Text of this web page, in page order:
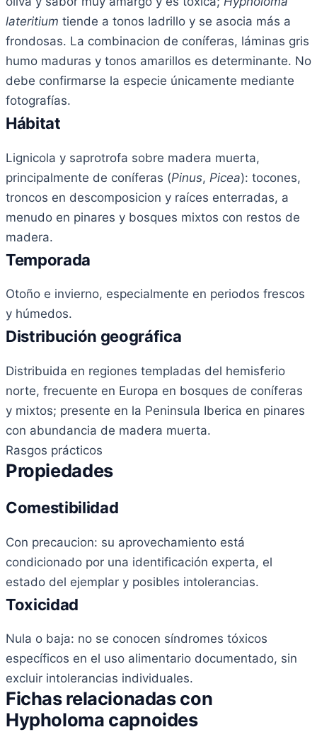
lateritium tiende a tonos ladrillo y se asocia más a
frondosas. La combinacion de coníferas, láminas gris
humo maduras y tonos amarillos es determinante. No
debe confirmarse la especie únicamente mediante
fotografías.
Hábitat
Lignicola y saprotrofa sobre madera muerta,
principalmente de coníferas (Pinus, Picea): tocones,
troncos en descomposicion y raíces enterradas, a
menudo en pinares y bosques mixtos con restos de
madera.
Temporada
Otoño e invierno, especialmente en periodos frescos
y húmedos.
Distribución geográfica
Distribuida en regiones templadas del hemisferio
norte, frecuente en Europa en bosques de coníferas
y mixtos; presente en la Peninsula Iberica en pinares
con abundancia de madera muerta.
Rasgos prácticos
Propiedades
Comestibilidad
Con precaucion: su aprovechamiento está
condicionado por una identificación experta, el
estado del ejemplar y posibles intolerancias.
Toxicidad
Nula o baja: no se conocen síndromes tóxicos
específicos en el uso alimentario documentado, sin
excluir intolerancias individuales.
Fichas relacionadas con
Hypholoma capnoides